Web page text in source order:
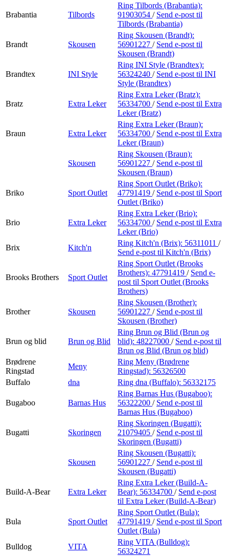
Brabantia Tilbords
Ring Tilbords (Brabantia):
91903054 / Send e-post til
Tilbords (Brabantia)
Brandt Skousen
Ring Skousen (Brandt):
56901227 / Send e-post til
Skousen (Brandt)
Brandtex INI Style
Ring INI Style (Brandtex):
56324240 / Send e-post til INI
Style (Brandtex)
Bratz Extra Leker
Ring Extra Leker (Bratz):
56334700 / Send e-post til Extra
Leker (Bratz)
Braun Extra Leker
Ring Extra Leker (Braun):
56334700 / Send e-post til Extra
Leker (Braun)
Skousen
Ring Skousen (Braun):
56901227 / Send e-post til
Skousen (Braun)
Briko Sport Outlet
Ring Sport Outlet (Briko):
47791419 / Send e-post til Sport
Outlet (Briko)
Brio Extra Leker
Ring Extra Leker (Brio):
56334700 / Send e-post til Extra
Leker (Brio)
Brix
Kitch'n
Ring Kitch'n (Brix): 56311011 /
Send e-post til Kitch'n (Brix)
Brooks Brothers Sport Outlet
Ring Sport Outlet (Brooks
Brothers): 47791419 / Send e-
post til Sport Outlet (Brooks
Brothers)
Brother Skousen
Ring Skousen (Brother):
56901227 / Send e-post til
Skousen (Brother)
Brun og blid Brun og Blid
Ring Brun og Blid (Brun og
blid): 48227000 / Send e-post til
Brun og Blid (Brun og blid)
Brødrene
Ringstad
Meny
Ring Meny (Brødrene
Ringstad): 56326500
Buffalo
dna Ring dna (Buffalo): 56332175
Bugaboo Barnas Hus
Ring Barnas Hus (Bugaboo):
56322200 / Send e-post til
Barnas Hus (Bugaboo)
Bugatti Skoringen
Ring Skoringen (Bugatti):
21079405 / Send e-post til
Skoringen (Bugatti)
Skousen
Ring Skousen (Bugatti):
56901227 / Send e-post til
Skousen (Bugatti)
Build-A-Bear Extra Leker
Ring Extra Leker (Build-A-
Bear): 56334700 / Send e-post
til Extra Leker (Build-A-Bear)
Bula Sport Outlet
Ring Sport Outlet (Bula):
47791419 / Send e-post til Sport
Outlet (Bula)
Bulldog
VITA
Ring VITA (Bulldog):
56324271